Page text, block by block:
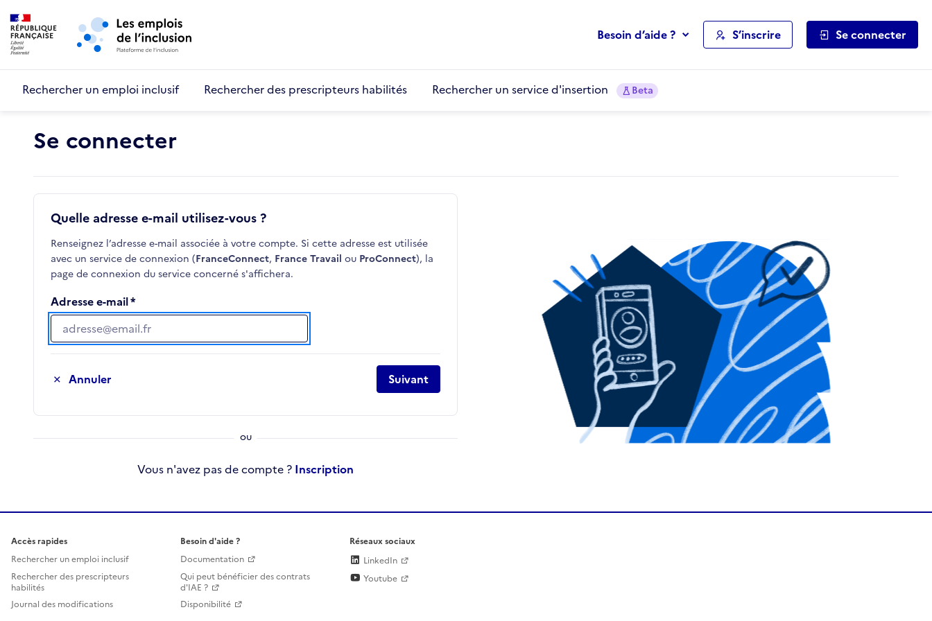
Aller au menu principal
Besoin d’aide ? S’inscrire Se connecter
Rechercher un emploi inclusif Rechercher des prescripteurs habilités Rechercher un service d'insertion Beta
Se connecter
Quelle adresse e-mail utilisez-vous ?
Renseignez l’adresse e-mail associée à votre compte. Si cette adresse est utilisée
avec un service de connexion (FranceConnect, France Travail ou ProConnect), la
page de connexion du service concerné s'affichera.
Adresse e-mail
Adresse e-mail
Annuler Suivant
Vous n'avez pas de compte ? Inscription
Accès rapides
Rechercher un emploi inclusif
Rechercher des prescripteurs
habilités
Journal des modifications
Besoin d'aide ?
Documentation
Qui peut bénéficier des contrats
d'IAE ?
Disponibilité
Réseaux sociaux
LinkedIn
Youtube